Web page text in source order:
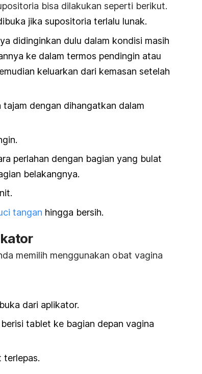
bisa dilakukan seperti berikut.
jika supositoria terlalu lunak.
didinginkan dulu dalam kondisi masih
ke dalam termos pendingin atau
keluarkan dari kemasan setelah
dengan dihangatkan dalam
perlahan dengan bagian yang bulat
belakangnya.
tangan hingga bersih.
memilih menggunakan obat vagina
dari aplikator.
tablet ke bagian depan vagina
terlepas.